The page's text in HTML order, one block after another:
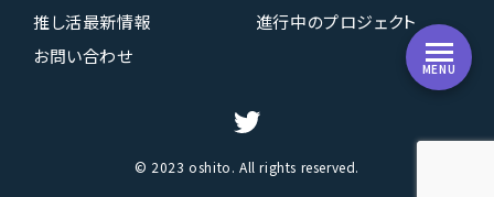
MENU
推し活最新情報
進行中のプロジェクト
お問い合わせ
© 2023 oshito. All rights reserved.